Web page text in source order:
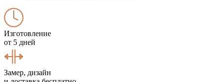
Изготовление
от 5 дней
Замер, дизайн